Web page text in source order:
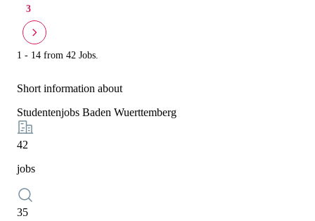
3
1 - 14 from 42 Jobs.
Short information about
Studentenjobs Baden Wuerttemberg
42
jobs
35